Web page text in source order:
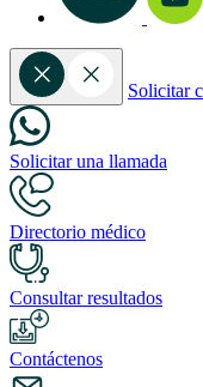
Solicitar
Solicitar una llamada
Directorio médico
Consultar resultados
Contáctenos